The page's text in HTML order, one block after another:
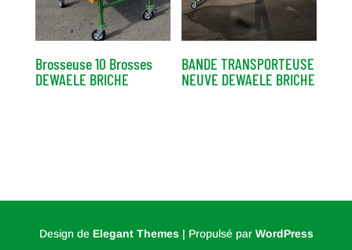
Brosseuse 10 Brosses
DEWAELE BRICHE
BANDE TRANSPORTEUSE
NEUVE DEWAELE BRICHE
Design de Elegant Themes| Propulsé par WordPress